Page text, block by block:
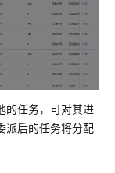
的任务，可对其进
派后的任务将分配